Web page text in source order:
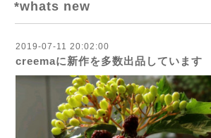
*whats new
2019-07-11 20:02:00
creemaに新作を多数出品しています